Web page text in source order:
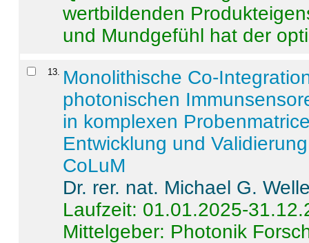
wertbildenden
und Mundgefühl hat der
13
Monolithische Co-
photonischen
in komplexen
Entwicklung und
CoLuM
Dr. rer. nat. Michael G.
Laufzeit: 01.01.2025-
Mittelgeber: Photonik